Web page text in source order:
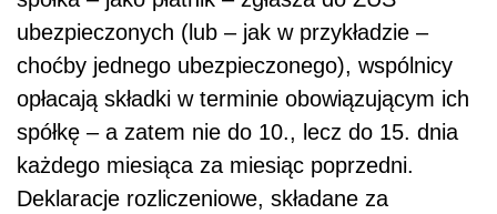
ubezpieczonych (lub – jak w przykładzie –
choćby jednego ubezpieczonego), wspólnicy
opłacają składki w terminie obowiązującym ich
spółkę – a zatem nie do 10., lecz do 15. dnia
każdego miesiąca za miesiąc poprzedni.
Deklaracje rozliczeniowe, składane za